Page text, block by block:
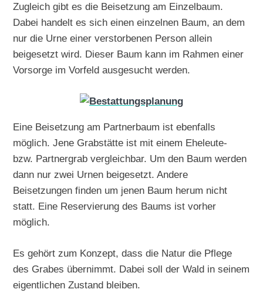
Zugleich gibt es die Beisetzung am Einzelbaum.
Dabei handelt es sich einen einzelnen Baum, an dem
nur die Urne einer verstorbenen Person allein
beigesetzt wird. Dieser Baum kann im Rahmen einer
Vorsorge im Vorfeld ausgesucht werden.
Eine Beisetzung am Partnerbaum ist ebenfalls
möglich. Jene Grabstätte ist mit einem Eheleute-
bzw. Partnergrab vergleichbar. Um den Baum werden
dann nur zwei Urnen beigesetzt. Andere
Beisetzungen finden um jenen Baum herum nicht
statt. Eine Reservierung des Baums ist vorher
möglich.
Es gehört zum Konzept, dass die Natur die Pflege
des Grabes übernimmt. Dabei soll der Wald in seinem
eigentlichen Zustand bleiben.